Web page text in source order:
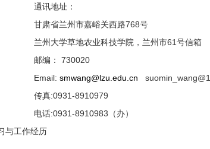
通讯地址：
甘肃省兰州市嘉峪关西路768号
兰州大学草地农业科技学院，兰州市61号信箱
邮编： 730020
Email: smwang@lzu.edu.cn
传真:0931-8910979
电话:0931-8910983（办）
与工作经历